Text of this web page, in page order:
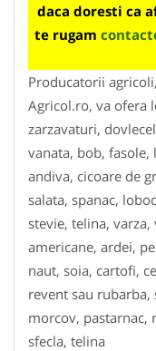
daca doresti ca
te rugam
Producatorii
Agricol.ro, va ofera
zarzavaturi,
vanata, bob,
andiva, cicoare de
salata, spanac,
stevie, telina,
americane, ardei,
naut, soia, cartofi,
revent sau
morcov, pastarnac,
sfecla, telina